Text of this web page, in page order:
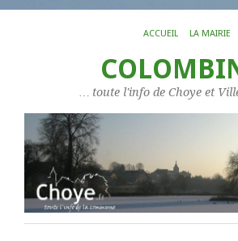
ACCUEIL LA MAIRIE
… toute l'info de Choye et